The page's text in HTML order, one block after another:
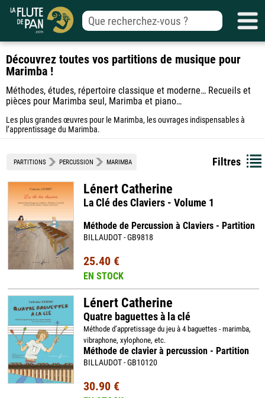
Découvrez toutes vos partitions de musique pour
Marimba !
Méthodes, études, répertoire classique et moderne… Recueils et
pièces pour Marimba seul, Marimba et piano…
Les plus grandes œuvres pour le Marimba, les ouvrages indispensables à
l’apprentissage du Marimba.
PARTITIONS PERCUSSION MARIMBA Filtres
Lénert Catherine
La Clé des Claviers - Volume 1
Méthode de Percussion à Claviers - Partition
BILLAUDOT - GB9818
25.40 €
EN STOCK
Lénert Catherine
Quatre baguettes à la clé
Méthode d’appretissage du jeu à 4 baguettes - marimba,
vibraphone, xylophone, etc.
Méthode de clavier à percussion - Partition
BILLAUDOT - GB10120
30.90 €